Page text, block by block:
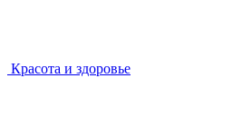
Красота и здоровье